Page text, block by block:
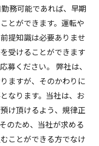
務可能であれば、早期
とができます。運転や
提知識は必要ありませ
受けることができます
募ください。 弊社は、
ますが、そのかわりに
なります。当社は、お
け頂けるよう、規律正
のため、当社が求める
ことができる方でなけ